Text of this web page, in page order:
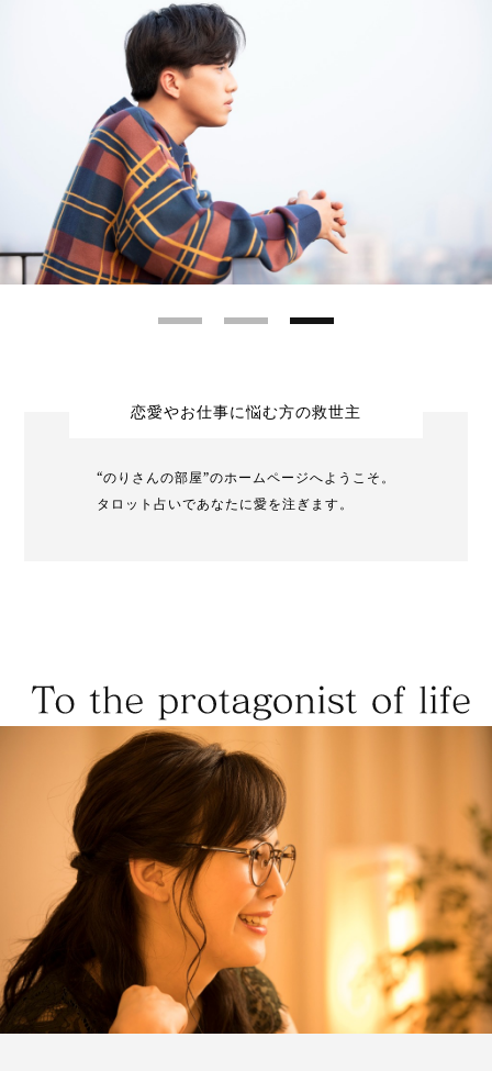
恋愛やお仕事に悩む方の救世主
“のりさんの部屋”のホームページへようこそ。
タロット占いであなたに愛を注ぎます。